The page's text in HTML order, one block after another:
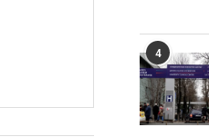
4